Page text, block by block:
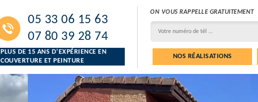
05 33 06 15 63
07 80 39 28 74
PLUS DE 15 ANS D’EXPÉRIENCE EN
COUVERTURE ET PEINTURE
ON VOUS RAPPELLE GRATUITEMENT
NOS RÉALISATIONS